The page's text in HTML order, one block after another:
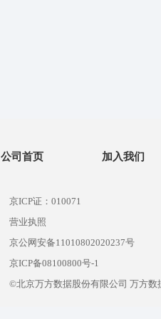
公司首页 加入我们
京ICP证：010071
营业执照
京公网安备11010802020237号
京ICP备08100800号-1
©北京万方数据股份有限公司 万方数